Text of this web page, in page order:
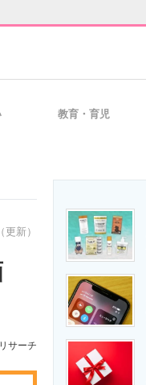
経営リーダーのコミュニティ
製造業のIT導入・活用を支援
エネルギーの専門メディア
教育・育児
新）
サーチ